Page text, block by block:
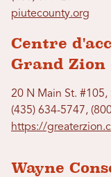
piutecounty.org
Centre
Grand Zion
20 N Main St.
(435) 634-5747,
https://
Wayne